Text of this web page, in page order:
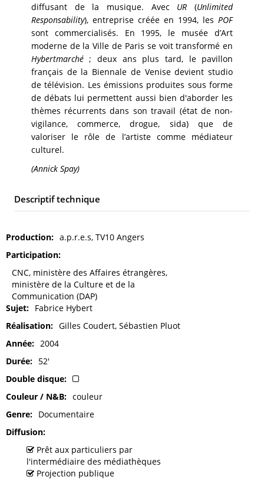
diffusant de la musique. Avec UR(Unlimited
Responsability), entreprise créée en 1994, lesPOF
sont commercialisés. En 1995, le musée d’Art
moderne de la Ville de Paris se voit transformé en
Hybertmarché; deux ans plus tard, le pavillon
français de la Biennale de Venise devient studio
de télévision. Les émissions produites sous forme
de débats lui permettent aussi bien d'aborder les
thèmes récurrents dans son travail (état de non-
vigilance, commerce, drogue, sida) que de
valoriser le rôle de l’artiste comme médiateur
culturel.
(Annick Spay)
Descriptif technique
Production
a.p.r.e.s, TV10 Angers
Participation
CNC, ministère des Affaires étrangères,
ministère de la Culture et de la
Communication (DAP)
Sujet
Fabrice Hybert
Réalisation
Gilles Coudert, Sébastien Pluot
Année
2004
Durée
52'
Double disque
Couleur / N&B
couleur
Genre
Documentaire
Diffusion
Prêt aux particuliers par
l'intermédiaire des médiathèques
Projection publique